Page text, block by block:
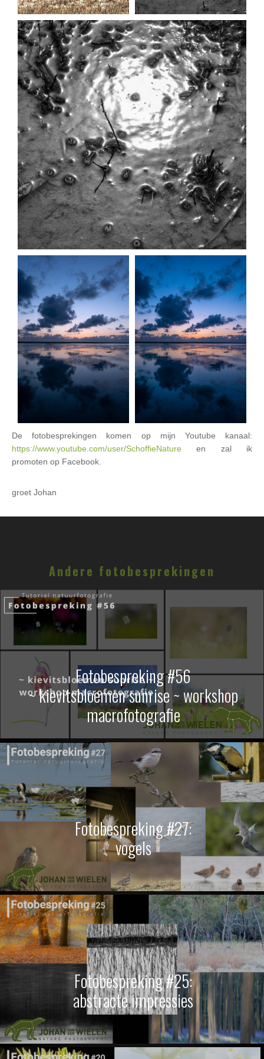
De fotobesprekingen komen op mijn Youtube kanaal:
https://www.youtube.com/user/SchoffieNature en zal ik
promoten op Facebook.
groet Johan
Andere fotobesprekingen
Fotobespreking #56
~ kievitsbloemen sunrise ~ workshop
macrofotografie
Fotobespreking #27:
vogels
Fotobespreking #25:
abstracte impressies